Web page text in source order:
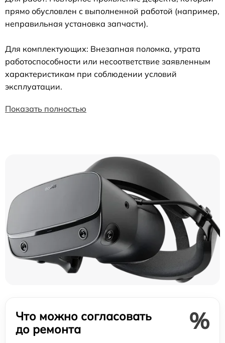
прямо обусловлен с выполненной работой (например,
неправильная установка запчасти).
Для комплектующих: Внезапная поломка, утрата
работоспособности или несоответствие заявленным
характеристикам при соблюдении условий
эксплуатации.
Показать полностью
Что можно согласовать
до ремонта
%